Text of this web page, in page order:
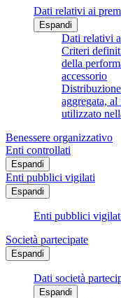
Dati relativi ai
Espandi
Dati relativi
Criteri
della
accessorio
aggregata,
utilizzato
Benessere organizzativo
Enti controllati
Espandi
Enti pubblici vigilati
Espandi
Enti pubblici
Società partecipate
Espandi
Dati società
Espandi